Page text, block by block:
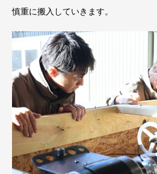
慎重に搬入していきます。